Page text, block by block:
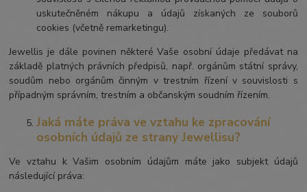
uskutečněném nákupu a údajů získaných ze souborů
cookies (včetně remarketingu).
Jewellis je dále povinen některé Vaše osobní údaje předávat na
základě platných právních předpisů, např. orgánům státní správy,
soudům nebo orgánům činným v trestním řízení v souvislosti s
případným správním, trestním a občanským soudním řízením.
Jaká máte práva ve vztahu ke zpracování
osobních údajů ze strany Jewellisu?
Ve vztahu k Vašim osobním údajům máte jako subjekt údajů
následující práva: